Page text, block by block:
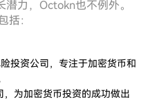
力，Octokn也不例外。
括：
投资公司，专注于加密货币和
，为加密货币投资的成功做出